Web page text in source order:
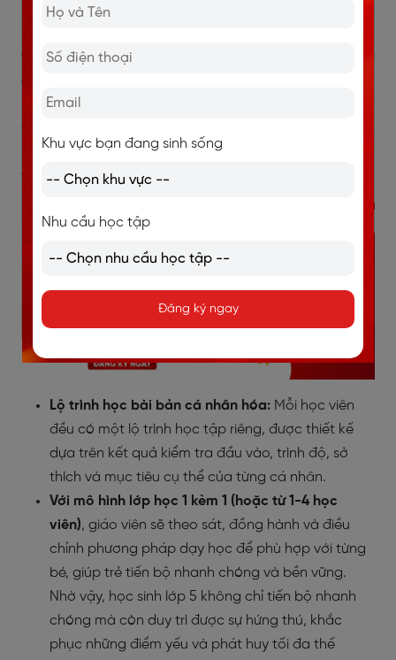
nhưng không đạt hiệu quả như mong muốn là nỗi băn
khoăn lớn. Khóa học
thức 1 kèm 1 tại Langmaster chính là lựa chọn giúp giải
quyết vấn đề này. Nhờ hơn 16 năm kinh nghiệm trong
lĩnh vực đào tạo cùng hàng trăm nghìn học viên đã
theo học, Langmaster được đánh giá là một trong
những đơn vị tiên phong trong đào tạo tiếng Anh cho
trẻ em.
Lộ trình học bài bản cá nhân hóa: Mỗi học viên
đều có một lộ trình học tập riêng, được thiết kế
dựa trên kết quả kiểm tra đầu vào, trình độ, sở
thích và mục tiêu cụ thể của từng cá nhân.
Với mô hình lớp học 1 kèm 1 (hoặc từ 1-4 học
viên), giáo viên sẽ theo sát, đồng hành và điều
chỉnh phương pháp dạy học để phù hợp với từng
bé, giúp trẻ tiến bộ nhanh chóng và bền vững.
Nhờ vậy, học sinh lớp 5 không chỉ tiến bộ nhanh
chóng mà còn duy trì được sự hứng thú, khắc
phục những điểm yếu và phát huy tối đa thế
Khu vực bạn đang sinh sống
Nhu cầu học tập
Đăng ký ngay